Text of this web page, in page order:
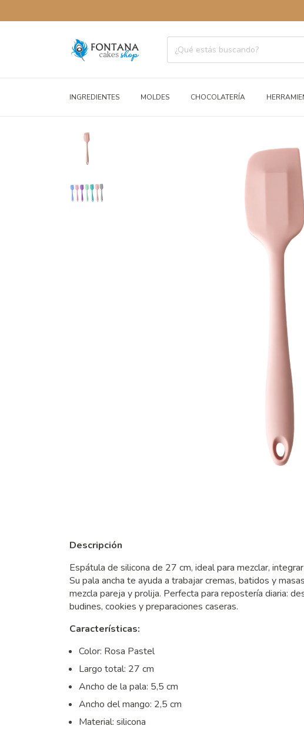
INGREDIENTES MOLDES CHOCOLATERÍA
Descripción
Espátula de silicona de 27 cm, ideal para mezclar,
Su pala ancha te ayuda a trabajar cremas, batidos y
mezcla pareja y prolija. Perfecta para repostería diaria:
budines, cookies y preparaciones caseras.
Características:
Color: Rosa Pastel
Largo total: 27 cm
Ancho de la pala: 5,5 cm
Ancho del mango: 2,5 cm
Material: silicona